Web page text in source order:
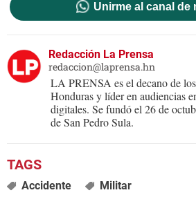
Unirme al canal de
Redacción La Prensa
redaccion@laprensa.hn
LA PRENSA es el decano de
Honduras y líder en audiencias
digitales. Se fundó el 26 de
de San Pedro Sula.
Accidente Militar